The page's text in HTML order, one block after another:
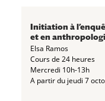
Initiation à
et en
Elsa Ramos
Cours de 24 heures
Mercredi 10h-13h
A partir du jeudi 7